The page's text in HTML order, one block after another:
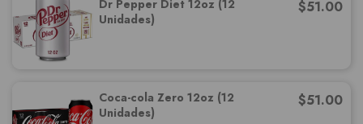
Dr Pepper Diet 12oz (12
Unidades)
$51.00
Coca-cola Zero 12oz (12
Unidades)
$51.00